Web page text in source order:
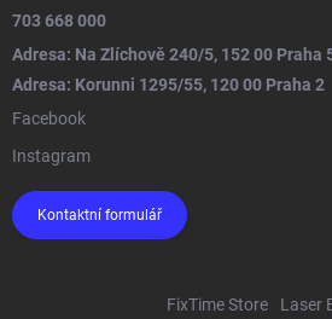
703 668 000
Adresa: Na Zlíchově 240/5, 152 00 Praha
Adresa: Korunni 1295/55, 120 00 Praha 2
Facebook
Instagram
Kontaktní formulář
FixTime Store Laser